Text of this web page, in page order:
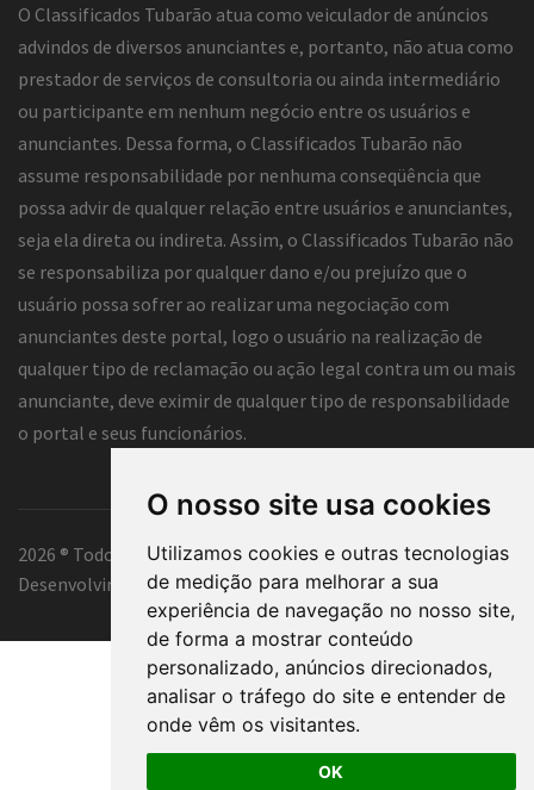
O nosso site usa cookies
Utilizamos cookies e outras tecnologias
de medição para melhorar a sua
experiência de navegação no nosso site,
de forma a mostrar conteúdo
personalizado, anúncios direcionados,
analisar o tráfego do site e entender de
onde vêm os visitantes.
OK
O Classificados Tubarão atua como veiculador de anúncios
advindos de diversos anunciantes e, portanto, não atua como
prestador de serviços de consultoria ou ainda intermediário
ou participante em nenhum negócio entre os usuários e
anunciantes. Dessa forma, o Classificados Tubarão não
assume responsabilidade por nenhuma conseqüência que
possa advir de qualquer relação entre usuários e anunciantes,
seja ela direta ou indireta. Assim, o Classificados Tubarão não
se responsabiliza por qualquer dano e/ou prejuízo que o
usuário possa sofrer ao realizar uma negociação com
anunciantes deste portal, logo o usuário na realização de
qualquer tipo de reclamação ou ação legal contra um ou mais
anunciante, deve eximir de qualquer tipo de responsabilidade
o portal e seus funcionários.
2026 ® Todos os direitos reservados.
Desenvolvimento e hospedagemClassificados Tubarão ®